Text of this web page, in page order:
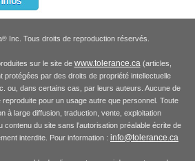
®Inc. Tous droits de reproduction réservés.
sur le site de www.tolerance.ca(articles,
protégées par des droits de propriété intellectuelle
ou, dans certains cas, par leurs auteurs. Aucune de
pour un usage autre que personnel. Toute
à large diffusion, traduction, vente, exploitation
contenu du site sans l'autorisation préalable écrite de
interdite. Pour information : info@tolerance.ca